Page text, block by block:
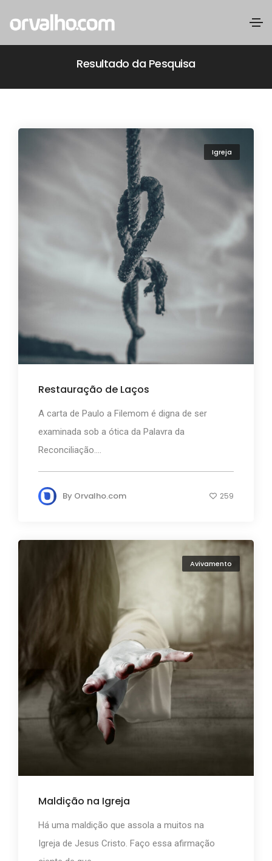
Resultado da Pesquisa
Igreja
Restauração de Laços
A carta de Paulo a Filemom é digna de ser
examinada sob a ótica da Palavra da
Reconciliação....
By Orvalho.com 259
Avivamento
Maldição na Igreja
Há uma maldição que assola a muitos na
Igreja de Jesus Cristo. Faço essa afirmação